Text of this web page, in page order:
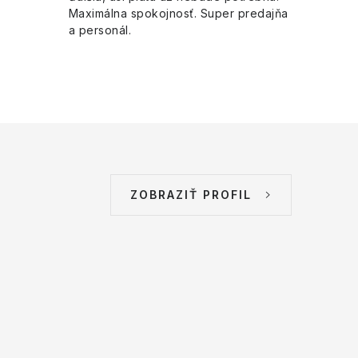
Maximálna spokojnosť. Super predajňa
a personál.
ZOBRAZIŤ PROFIL